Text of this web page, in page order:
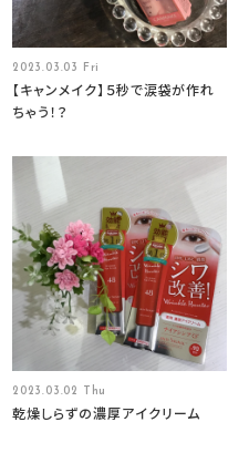
2023.03.03 Fri
【キャンメイク】５秒で涙袋が作れ
ちゃう！？
2023.03.02 Thu
乾燥しらずの濃厚アイクリーム